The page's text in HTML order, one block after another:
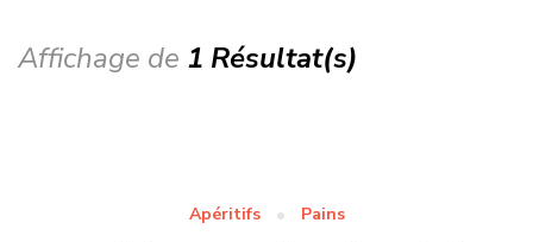
Affichage de 1 Résultat(s)
Apéritifs Pains